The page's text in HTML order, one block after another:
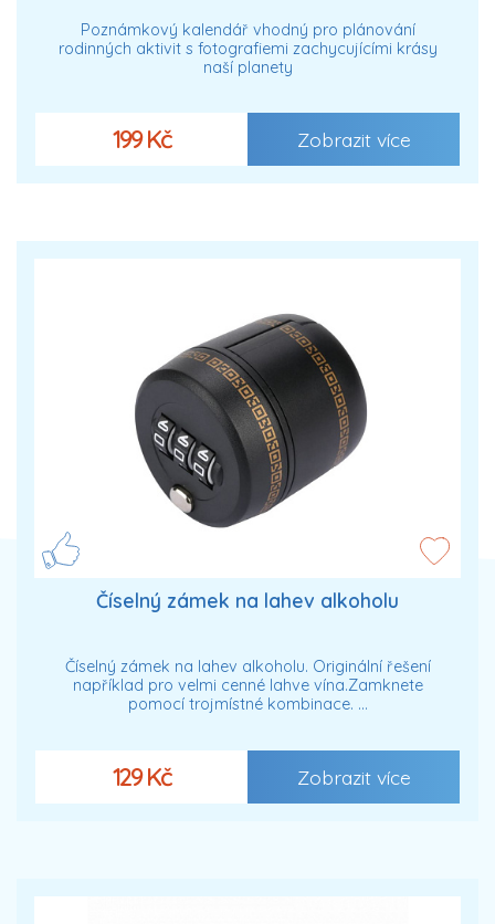
Poznámkový kalendář vhodný pro plánování
rodinných aktivit s fotografiemi zachycujícími krásy
naší planety
199 Kč Zobrazit více
Číselný zámek na lahev alkoholu
Číselný zámek na lahev alkoholu. Originální řešení
například pro velmi cenné lahve vína.Zamknete
pomocí trojmístné kombinace. …
129 Kč Zobrazit více